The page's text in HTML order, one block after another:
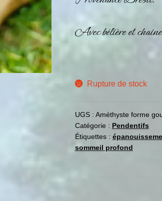
Avec bélière et
Rupture de stock
UGS : Améthyste forme
Catégorie : Pendentifs
Étiquettes :
sommeil profond